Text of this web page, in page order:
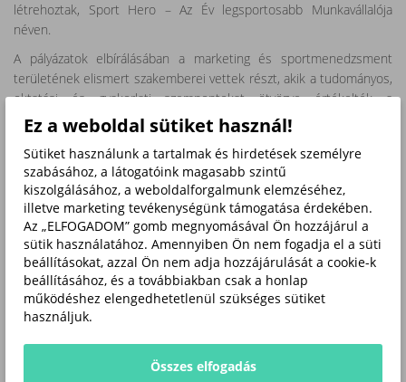
létrehoztak, Sport Hero – Az Év legsportosabb Munkavállalója
néven.
A pályázatok elbírálásában a marketing és sportmenedzsment
területének elismert szakemberei vettek részt, akik a tudományos,
oktatási és gyakorlati szempontokat ötvözve értékelték a
beérkezett marketingmegoldásokat. A díj különlegessége, hogy a
versengenek, hanem egy előre meghatározott és közzétett bírálati
szempontrendszer mentén kerülnek megítélésre a szakmai zsűri
által.
A zsűri elnökeHinora Ferenc, a Magyar Marketing Szövetség
elnöke, a Positive Adamsky alapítója, aki a sportmarketing jövőjét
érintő szempontokat is figyelembe vette a döntéshozatal során. A
zsűri további tagjai között olyan szaktekintélyek szerepeltek,
mintDr. András Krisztinaegyetemi docens (Óbudai
Egyetem),Azurák Csaba
Pétersportmarketing szakértő,Farkas Máté, a Jeansday
Dr. Papp-Váry Árpád
Ez a weboldal sütiket használ!
Sütiket használunk a tartalmak és hirdetések személyre
szabásához, a látogatóink magasabb szintű
kiszolgálásához, a weboldalforgalmunk elemzéséhez,
illetve marketing tevékenységünk támogatása érdekében.
Az „ELFOGADOM” gomb megnyomásával Ön hozzájárul a
sütik használatához. Amennyiben Ön nem fogadja el a süti
beállításokat, azzal Ön nem adja hozzájárulását a cookie-k
beállításához, és a továbbiakban csak a honlap
működéshez elengedhetetlenül szükséges sütiket
használjuk.
Összes elfogadás